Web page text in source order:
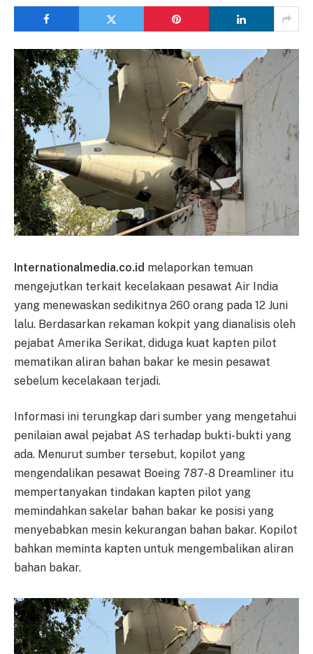
Internationalmedia.co.id melaporkan temuan
mengejutkan terkait kecelakaan pesawat Air India
yang menewaskan sedikitnya 260 orang pada 12 Juni
lalu. Berdasarkan rekaman kokpit yang dianalisis oleh
pejabat Amerika Serikat, diduga kuat kapten pilot
mematikan aliran bahan bakar ke mesin pesawat
sebelum kecelakaan terjadi.
Informasi ini terungkap dari sumber yang mengetahui
penilaian awal pejabat AS terhadap bukti-bukti yang
ada. Menurut sumber tersebut, kopilot yang
mengendalikan pesawat Boeing 787-8 Dreamliner itu
mempertanyakan tindakan kapten pilot yang
memindahkan sakelar bahan bakar ke posisi yang
menyebabkan mesin kekurangan bahan bakar. Kopilot
bahkan meminta kapten untuk mengembalikan aliran
bahan bakar.